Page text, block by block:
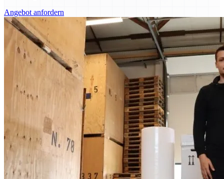
Angebot anfordern